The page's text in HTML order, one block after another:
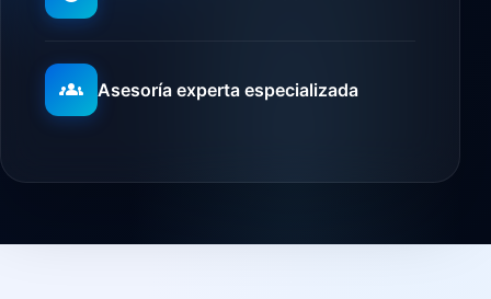
groups Asesoría experta especializada